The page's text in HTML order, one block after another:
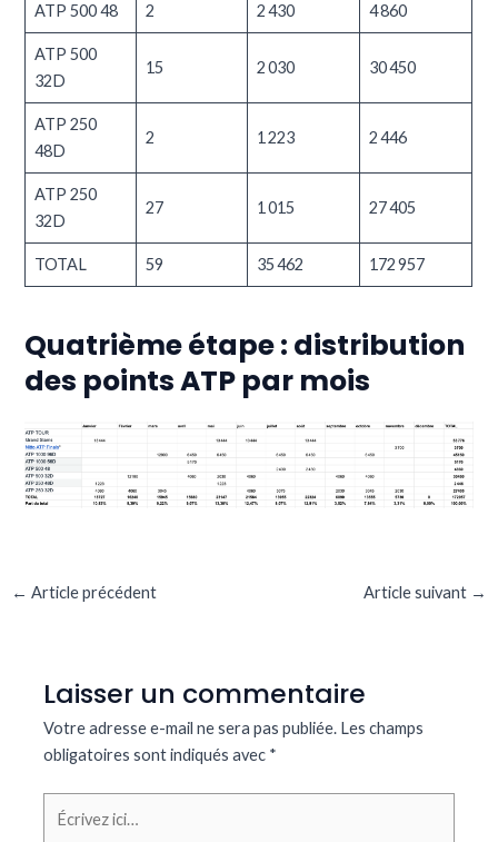
ATP 500 48 2 2 430 4 860
ATP 500
32D
15 2 030 30 450
ATP 250
48D
2 1 223 2 446
ATP 250
32D
27 1 015 27 405
TOTAL 59 35 462 172 957
Quatrième étape : distribution
des points ATP par mois
← Article précédent Article suivant →
Laisser un commentaire
Votre adresse e-mail ne sera pas publiée. Les champs
obligatoires sont indiqués avec *
ici…